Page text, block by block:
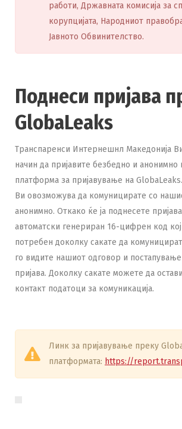
работи, Државната комисија за
корупцијата, Народниот
Јавното Обвинителство.
Поднеси пријава
GlobaLeaks
Транспаренси Интернешнл Македонија
начин да пријавите безбедно и анонимно
платформа за пријавување на
Ви овозможува да комуницирате со
анонимно. Откако ќе ја поднесете
автоматски генериран 16-цифрен код
потребен доколку сакате да
го видите нашиот одговор и постапување
пријава. Доколку сакате можете да
контакт податоци за комуникација.
Линк за пријавување преку
платформата: https://